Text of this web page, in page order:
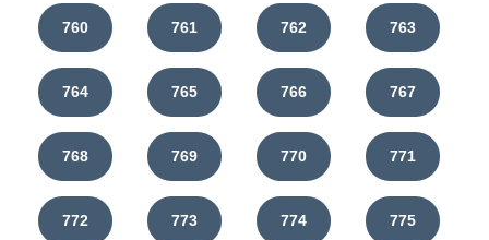
760 761 762 763
764 765 766 767
768 769 770 771
772 773 774 775